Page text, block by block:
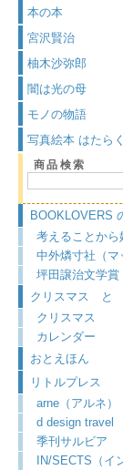
本の本
宮沢賢治
柚木沙弥郎
闇は光の母
モノの物語
写真絵本 はたらく
商品検索
BOOKLOVERS
考えることから
中外燐寸社（マ
坪田譲治文学賞
クリスマス と
クリスマス
カレンダー
おとえほん
リトルプレス
arne（アルネ）
d design travel
季刊サルビア
IN/SECTS（イ